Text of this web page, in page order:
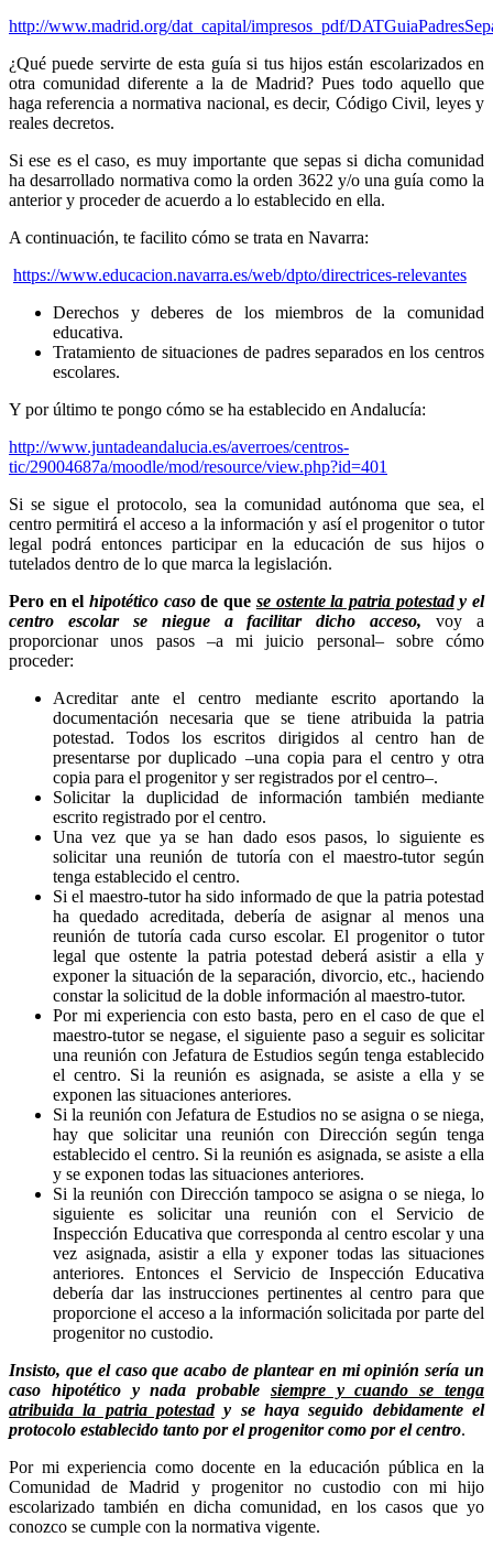
http://www.madrid.org/dat_capital/impresos_pdf/
¿Qué puede servirte de esta guía si tus hijos están escolarizados en
otra comunidad diferente a la de Madrid? Pues todo aquello que
haga referencia a normativa nacional, es decir, Código Civil, leyes y
reales decretos.
Si ese es el caso, es muy importante que sepas si dicha comunidad
ha desarrollado normativa como la orden 3622 y/o una guía como la
anterior y proceder de acuerdo a lo establecido en ella.
A continuación, te facilito cómo se trata en Navarra:
https://www.educacion.navarra.es/web/dpto/directrices-relevantes
Derechos y deberes de los miembros de la comunidad
educativa.
Tratamiento de situaciones de padres separados en los centros
escolares.
Y por último te pongo cómo se ha establecido en Andalucía:
http://www.juntadeandalucia.es/averroes/centros-
tic/29004687a/moodle/mod/resource/view.php?id=401
Si se sigue el protocolo, sea la comunidad autónoma que sea, el
centro permitirá el acceso a la información y así el progenitor o tutor
legal podrá entonces participar en la educación de sus hijos o
tutelados dentro de lo que marca la legislación.
Pero en elhipotético casode que se ostente la patria potestady el
centro escolar se niegue a facilitar dicho acceso,
voy a
proporcionar unos pasos –a mi juicio personal– sobre cómo
proceder:
Acreditar ante el centro mediante escrito aportando la
documentación necesaria que se tiene atribuida la patria
potestad. Todos los escritos dirigidos al centro han de
presentarse por duplicado –una copia para el centro y otra
copia para el progenitor y ser registrados por el centro–.
Solicitar la duplicidad de información también mediante
escrito registrado por el centro.
Una vez que ya se han dado esos pasos, lo siguiente es
solicitar una reunión de tutoría con el maestro-tutor según
tenga establecido el centro.
Si el maestro-tutor ha sido informado de que la patria potestad
ha quedado acreditada, debería de asignar al menos una
reunión de tutoría cada curso escolar. El progenitor o tutor
legal que ostente la patria potestad deberá asistir a ella y
exponer la situación de la separación, divorcio, etc., haciendo
constar la solicitud de la doble información al maestro-tutor.
Por mi experiencia con esto basta, pero en el caso de que el
maestro-tutor se negase, el siguiente paso a seguir es solicitar
una reunión con Jefatura de Estudios según tenga establecido
el centro. Si la reunión es asignada, se asiste a ella y se
exponen las situaciones anteriores.
Si la reunión con Jefatura de Estudios no se asigna o se niega,
hay que solicitar una reunión con Dirección según tenga
establecido el centro. Si la reunión es asignada, se asiste a ella
y se exponen todas las situaciones anteriores.
Si la reunión con Dirección tampoco se asigna o se niega, lo
siguiente es solicitar una reunión con el Servicio de
Inspección Educativa que corresponda al centro escolar y una
vez asignada, asistir a ella y exponer todas las situaciones
anteriores. Entonces el Servicio de Inspección Educativa
debería dar las instrucciones pertinentes al centro para que
proporcione el acceso a la información solicitada por parte del
progenitor no custodio.
Insisto, que el caso que acabo de plantear en mi opinión sería un
caso hipotético y nada probable siempre y cuando se tenga
atribuida la patria potestady se haya seguido debidamente el
protocolo establecido tanto por el progenitor como por el centro.
Por mi experiencia como docente en la educación pública en la
Comunidad de Madrid y progenitor no custodio con mi hijo
escolarizado también en dicha comunidad, en los casos que yo
conozco se cumple con la normativa vigente.